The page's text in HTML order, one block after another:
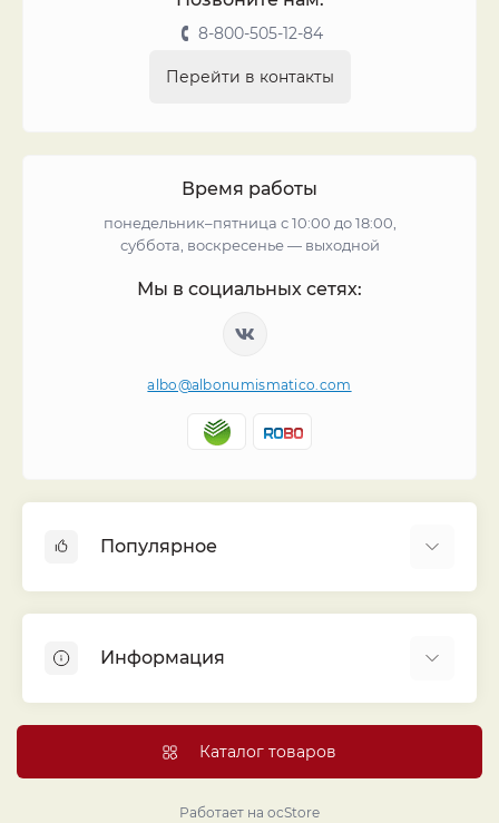
8-800-505-12-84
Перейти в контакты
Время работы
понедельник–пятница с 10:00 до 18:00,
суббота, воскресенье — выходной
Мы в социальных сетях:
albo@albonumismatico.com
Популярное
Монеты
Банкноты
Листы для монет
Капсулы и холдеры
Информация
Договор публичной оферты
Политика конфиденциальности
Каталог товаров
Работает на ocStore